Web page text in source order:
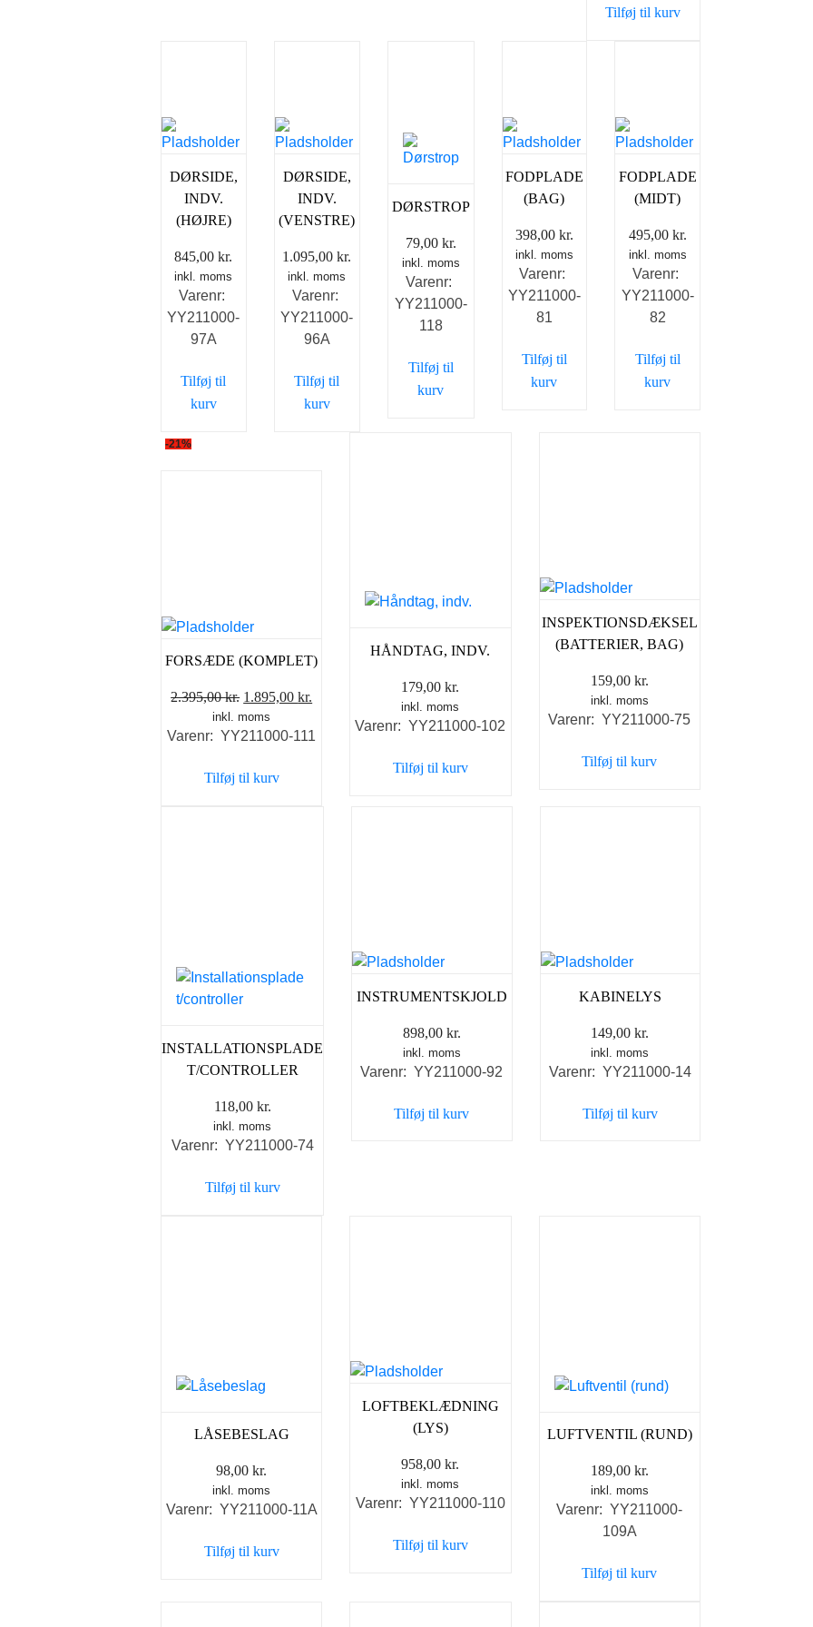
Tilføj til kurv
DØRSIDE,
INDV.
(HØJRE)
845,00kr.
inkl. moms
Varenr:
YY211000-
97A
Tilføj til
kurv
DØRSIDE,
INDV.
(VENSTRE)
1.095,00kr.
inkl. moms
Varenr:
YY211000-
96A
Tilføj til
kurv
DØRSTROP
79,00 kr.
inkl. moms
Varenr:
YY211000-
118
Tilføj til
kurv
FODPLADE
(BAG)
398,00 kr.
inkl. moms
Varenr:
YY211000-
81
Tilføj til
kurv
FODPLADE
(MIDT)
495,00 kr.
inkl. moms
Varenr:
YY211000-
82
Tilføj til
kurv
-21%
FORSÆDE (KOMPLET)
2.395,00kr. Den
oprindelige
pris
2.395,00 kr..
1.895,00kr.
aktuelle
pris
inkl. moms
Varenr: YY211000-111
Tilføj til kurv
HÅNDTAG, INDV.
179,00kr.
inkl. moms
Varenr: YY211000-102
Tilføj til kurv
INSPEKTIONSDÆKSEL
(BATTERIER, BAG)
159,00 kr.
inkl. moms
Varenr: YY211000-75
Tilføj til kurv
INSTALLATIONSPLADE
T/CONTROLLER
118,00 kr.
inkl. moms
Varenr: YY211000-74
Tilføj til kurv
INSTRUMENTSKJOLD
898,00 kr.
inkl. moms
Varenr: YY211000-92
Tilføj til kurv
KABINELYS
149,00kr.
inkl. moms
Varenr: YY211000-14
Tilføj til kurv
LÅSEBESLAG
98,00kr.
inkl. moms
Varenr: YY211000-11A
Tilføj til kurv
LOFTBEKLÆDNING
(LYS)
958,00kr.
inkl. moms
Varenr: YY211000-110
Tilføj til kurv
LUFTVENTIL (RUND)
189,00 kr.
inkl. moms
Varenr: YY211000-
109A
Tilføj til kurv